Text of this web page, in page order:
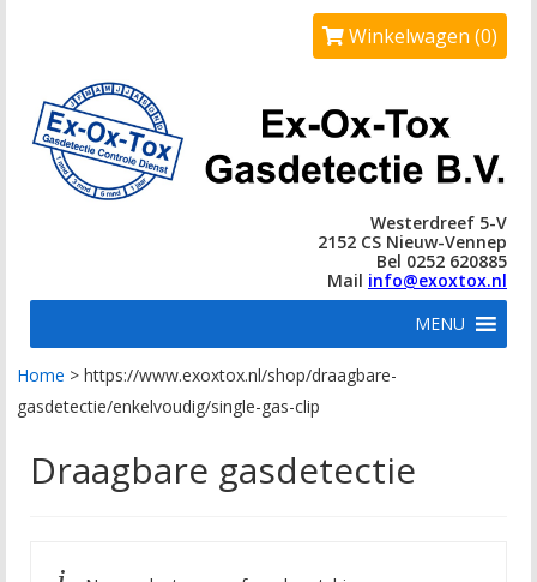
Winkelwagen (0)
Westerdreef 5-V
2152 CS Nieuw-Vennep
Bel 0252 620885
Mail info@exoxtox.nl
MENU
Home > https://www.exoxtox.nl/shop/draagbare-
gasdetectie/enkelvoudig/single-gas-clip
Draagbare gasdetectie